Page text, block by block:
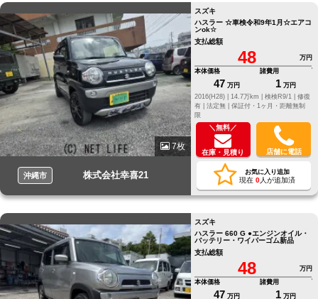
7枚
沖縄市 株式会社幸喜21
スズキ
ハスラー ☆車検令和9年1月☆エアコ
ンok☆
支払総額
48
万円
本体価格
47 万円
諸費用
1 万円
2016(H28) |
14.7万km | 検検R9/1 | 修復
有 | 法定無 | 保証付・1ヶ月・距離無制
限
＼無料／
在庫・見積り 店舗に電話
お気に入り追加
現在 0人が追加済
スズキ
ハスラー 660 G ●エンジンオイル・
バッテリー・ワイパーゴム新品
支払総額
48
万円
本体価格
47 万円
諸費用
1 万円